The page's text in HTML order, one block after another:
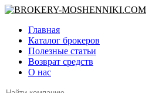
Главная
Каталог брокеров
Полезные статьи
Возврат средств
О нас